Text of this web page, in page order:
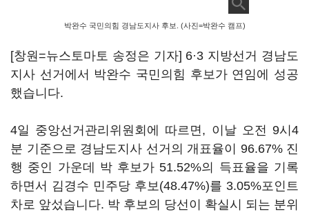
박완수 국민의힘 경남도지사 후보. (사진=박완수 캠프)
[창원=뉴스토마토 송정은 기자] 6·3 지방선거 경남도
지사 선거에서 박완수 국민의힘 후보가 연임에 성공
했습니다.
4일 중앙선거관리위원회에 따르면, 이날 오전 9시4
분 기준으로 경남도지사 선거의 개표율이 96.67% 진
행 중인 가운데 박 후보가 51.52%의 득표율을 기록
하면서 김경수 민주당 후보(48.47%)를 3.05%포인트
차로 앞섰습니다. 박 후보의 당선이 확실시 되는 분위